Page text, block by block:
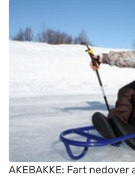
AKEBAKKE: Fart nedover